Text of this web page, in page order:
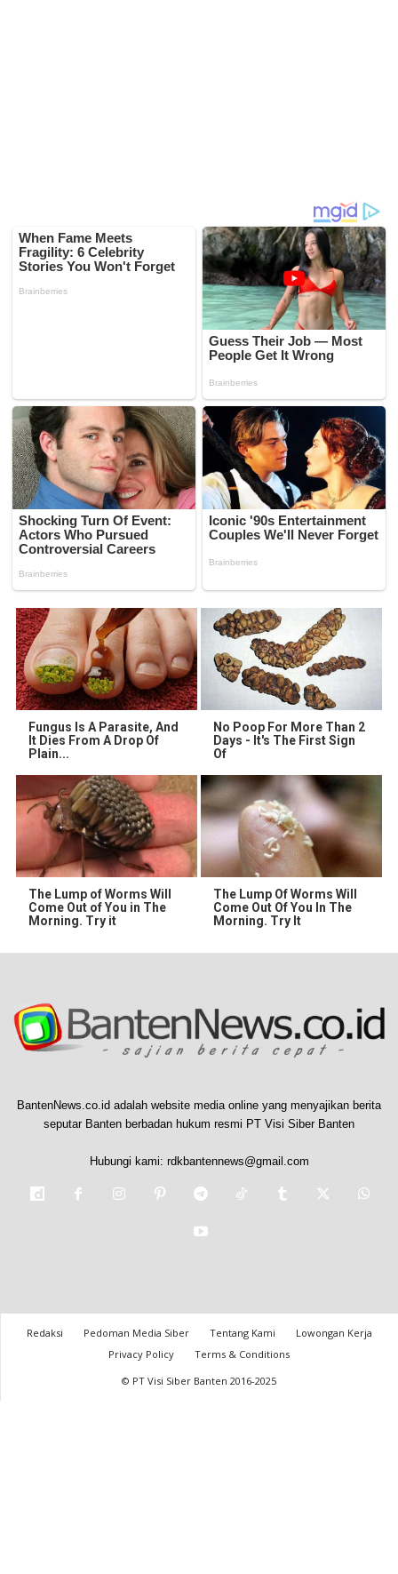
Fungus Is A Parasite, And
It Dies From A Drop Of
Plain...
No Poop For More Than 2
Days - It's The First Sign
Of
The Lump of Worms Will
Come Out of You in The
Morning. Try it
The Lump Of Worms Will
Come Out Of You In The
Morning. Try It
BantenNews.co.id adalah website media online yang menyajikan berita
seputar Banten berbadan hukum resmi PT Visi Siber Banten
Hubungi kami: rdkbantennews@gmail.com
Redaksi Pedoman Media Siber Tentang Kami
Lowongan Kerja
Privacy Policy
Terms & Conditions
© PT Visi Siber Banten 2016-2025